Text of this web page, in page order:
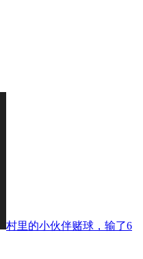
村里的小伙伴赌球，输了6